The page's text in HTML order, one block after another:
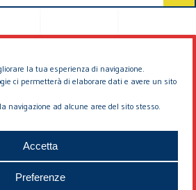
la tua esperienza di navigazione.
ci permetterà di elaborare dati e avere un sito
navigazione ad alcune aree del sito stesso.
Accetta
Preferenze
EDDYBURG